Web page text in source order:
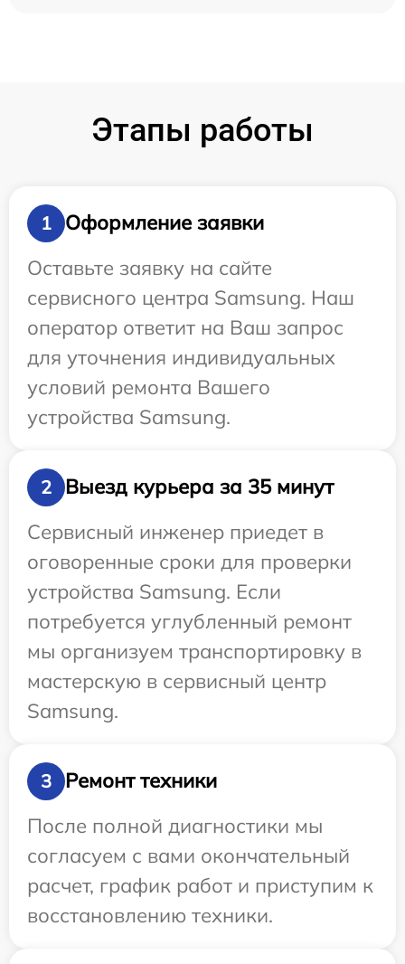
Этапы работы
1
Оформление заявки
Оставьте заявку на сайте
сервисного центра Samsung. Наш
оператор ответит на Ваш запрос
для уточнения индивидуальных
условий ремонта Вашего
устройства Samsung.
2
Выезд курьера за 35 минут
Сервисный инженер приедет в
оговоренные сроки для проверки
устройства Samsung. Если
потребуется углубленный ремонт
мы организуем транспортировку в
мастерскую в сервисный центр
Samsung.
3
Ремонт техники
После полной диагностики мы
согласуем с вами окончательный
расчет, график работ и приступим к
восстановлению техники.